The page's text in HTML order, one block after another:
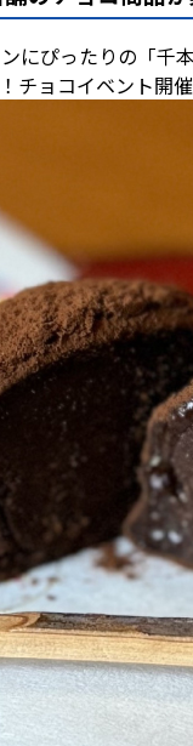
にぴったりの「千
チョコイベント開催